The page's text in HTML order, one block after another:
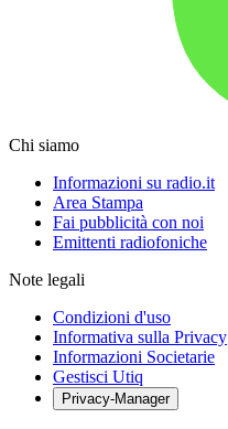
Chi siamo
Informazioni su radio.it
Area Stampa
Fai pubblicità con noi
Emittenti radiofoniche
Note legali
Condizioni d'uso
Informativa sulla Privacy
Informazioni Societarie
Gestisci Utiq
Privacy-Manager